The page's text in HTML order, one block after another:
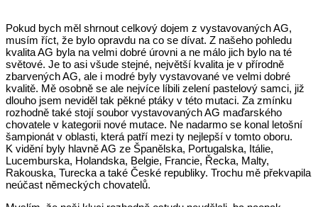
Pokud bych měl shrnout celkový dojem z vystavovaných AG,
musím říct, že bylo opravdu na co se dívat. Z našeho pohledu
kvalita AG byla na velmi dobré úrovni a ne málo jich bylo na té
světové. Je to asi všude stejné, největší kvalita je v přírodně
zbarvených AG, ale i modré byly vystavované ve velmi dobré
kvalitě. Mě osobně se ale nejvíce líbili zelení pastelový samci, již
dlouho jsem neviděl tak pěkné ptáky v této mutaci. Za zmínku
rozhodně také stojí soubor vystavovaných AG maďarského
chovatele v kategorii nové mutace. Ne nadarmo se konal letošní
šampionát v oblasti, která patří mezi ty nejlepší v tomto oboru.
K vidění byly hlavně AG ze Španělska, Portugalska, Itálie,
Lucemburska, Holandska, Belgie, Francie, Řecka, Malty,
Rakouska, Turecka a také České republiky. Trochu mě překvapila
neúčast německých chovatelů.